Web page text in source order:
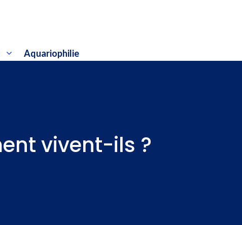
Aquariophilie
vivent-ils ?